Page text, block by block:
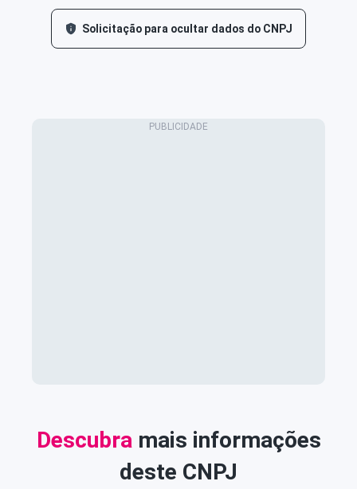
Solicitação para ocultar dados do CNPJ
Descubra mais informações
deste CNPJ